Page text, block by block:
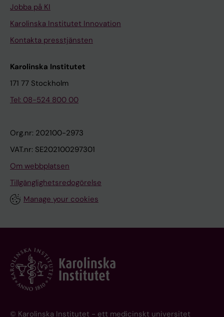
Jobba på KI
Karolinska Institutet Innovation
Kontakta presstjänsten
Karolinska Institutet
171 77 Stockholm
Tel: 08-524 800 00
Org.nr: 202100-2973
VAT.nr: SE202100297301
Om webbplatsen
Tillgänglighetsredogörelse
Manage your cookies
© Karolinska Institutet - ett medicinskt universitet